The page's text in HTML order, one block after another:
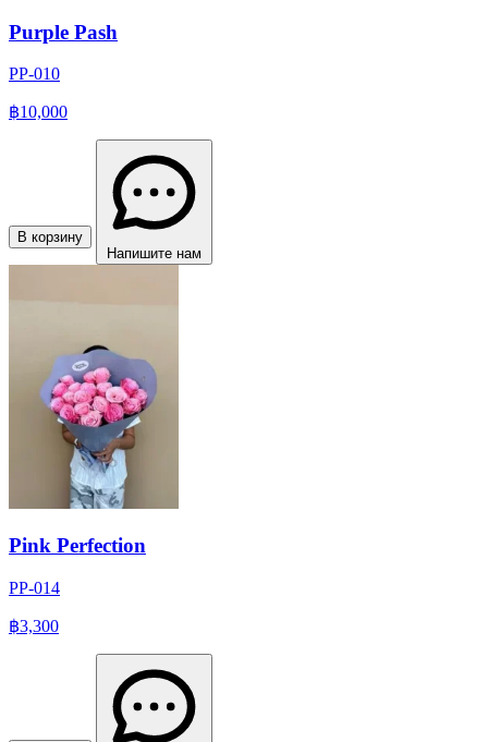
Purple Pash
PP-010
฿10,000
В корзину
Напишите нам
Pink Perfection
PP-014
฿3,300